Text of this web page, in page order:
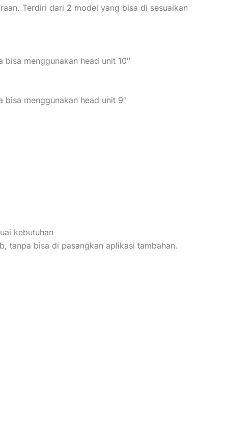
Terdiri dari 2 model yang bisa di sesuaikan
menggunakan head unit 10″
menggunakan head unit 9″
kebutuhan
tanpa bisa di pasangkan aplikasi tambahan.